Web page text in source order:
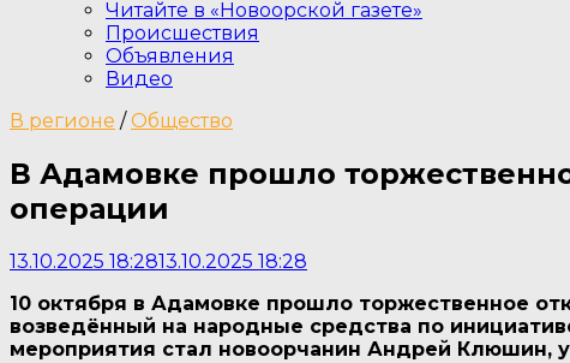
Читайте в «Новоорской газете»
Происшествия
Объявления
Видео
В регионе /Общество
В Адамовке прошло
операции
13.10.2025 18:2813.10.2025 18:28
10 октября в Адамовке прошло торжественное
возведённый на народные средства по
мероприятия стал новоорчанин Андрей Клюшин,